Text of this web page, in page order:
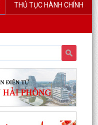
THỦ TỤC HÀNH CHÍNH